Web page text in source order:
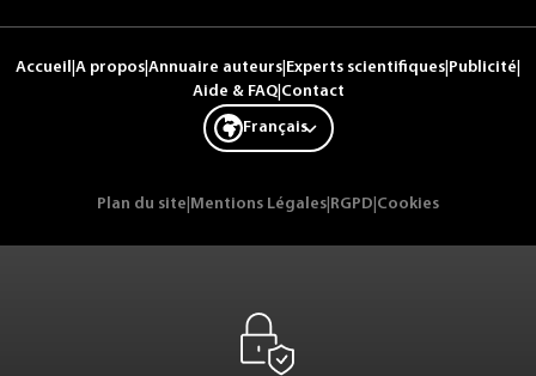
Accueil A propos Annuaire auteurs Experts scientifiques Publicité
Aide & FAQ| Contact
Français
Plan du site Mentions Légales RGPD Cookies